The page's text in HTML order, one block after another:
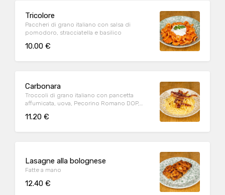
Tricolore
Paccheri di grano italiano con salsa di
pomodoro, stracciatella e basilico
10.00 €
Carbonara
Troccoli di grano italiano con pancetta
affumicata, uova, Pecorino Romano DOP,
11.20 €
Lasagne alla bolognese
Fatte a mano
12.40 €